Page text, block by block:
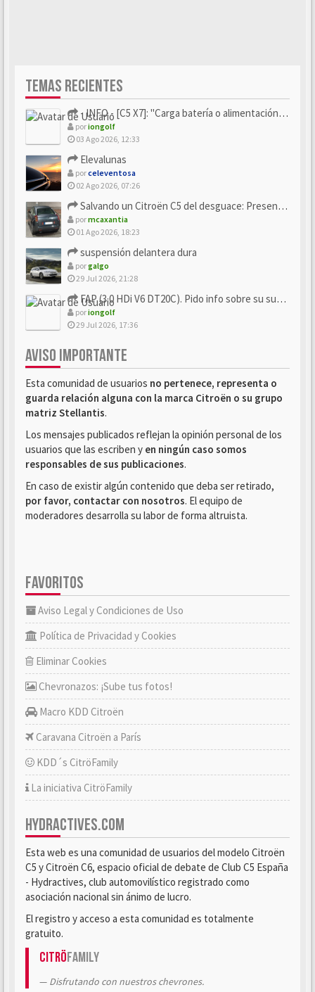
TEMAS RECIENTES
- INFO - [C5 X7]: "Carga batería o alimentación eléctri...
poriongolf
03 Ago 2026, 12:33
Elevalunas
porceleventosa
02 Ago 2026, 07:26
Salvando un Citroën C5 del desguace: Presentación y seguimiento
pormcaxantia
01 Ago 2026, 18:23
suspensión delantera dura
porgalgo
29 Jul 2026, 21:28
FAP (3.0 HDi V6 DT20C). Pido info sobre su sustitución
poriongolf
29 Jul 2026, 17:36
AVISO IMPORTANTE
Esta comunidad de usuarios no pertenece, representa o
guarda relación alguna con la marca Citroën o su grupo
matriz Stellantis.
Los mensajes publicados reflejan la opinión personal de los
usuarios que las escriben y en ningún caso somos
responsables de sus publicaciones.
En caso de existir algún contenido que deba ser retirado,
por favor, contactar con nosotros. El equipo de
moderadores desarrolla su labor de forma altruista.
FAVORITOS
Aviso Legal y Condiciones de Uso
Política de Privacidad y Cookies
Eliminar Cookies
Chevronazos: ¡Sube tus fotos!
Macro KDD Citroën
Caravana Citroën a París
KDD´s CitröFamily
La iniciativa CitröFamily
HYDRACTIVES.COM
Esta web es una comunidad de usuarios del modelo Citroën
C5 y Citroën C6, espacio oficial de debate de Club C5 España
- Hydractives, club automovilístico registrado como
asociación nacional sin ánimo de lucro.
El registro y acceso a esta comunidad es totalmente
gratuito.
CitröFamily
Disfrutando con nuestros chevrones.